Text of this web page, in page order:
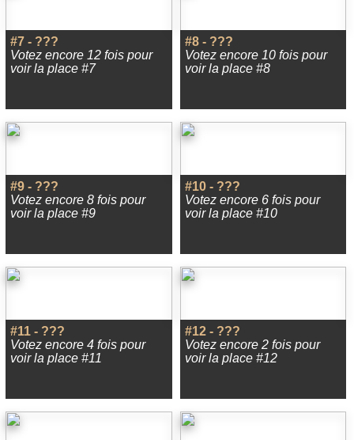
#7 - ???
Votez encore 12 fois pour
voir la place #7
#8 - ???
Votez encore 10 fois pour
voir la place #8
#9 - ???
Votez encore 8 fois pour
voir la place #9
#10 - ???
Votez encore 6 fois pour
voir la place #10
#11 - ???
Votez encore 4 fois pour
voir la place #11
#12 - ???
Votez encore 2 fois pour
voir la place #12